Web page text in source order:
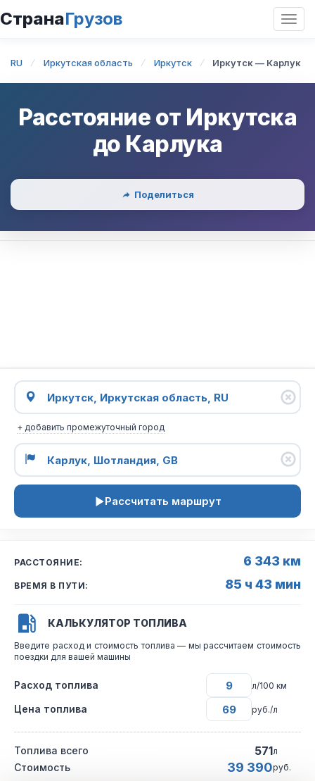
СтранаГрузов
RU Иркутская область Иркутск Иркутск — Карлук
Расстояние от Иркутска
до Карлука
Поделиться
+ добавить промежуточный город
Рассчитать маршрут
РАССТОЯНИЕ: 6 343 км
ВРЕМЯ В ПУТИ: 85 ч 43 мин
КАЛЬКУЛЯТОР ТОПЛИВА
Введите расход и стоимость топлива — мы рассчитаем стоимость
поездки для вашей машины
Расход топлива л/100 км
Цена топлива руб./л
Топлива всего 571л
Стоимость 39 390руб.